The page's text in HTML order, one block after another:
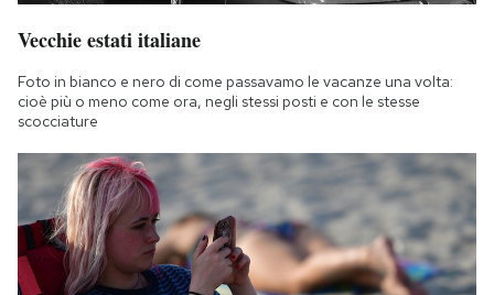
Vecchie estati italiane
Foto in bianco e nero di come passavamo le vacanze una volta:
cioè più o meno come ora, negli stessi posti e con le stesse
scocciature